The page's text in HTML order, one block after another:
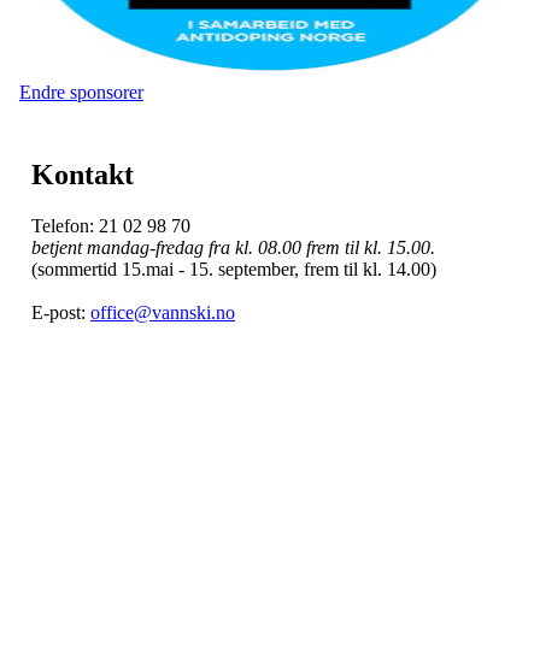
Endre sponsorer
Kontakt
Telefon: 21 02 98 70
betjent mandag-fredag fra kl. 08.00 frem til kl. 15.00.
(sommertid 15.mai - 15. september, frem til kl. 14.00)
E-post: office@vannski.no